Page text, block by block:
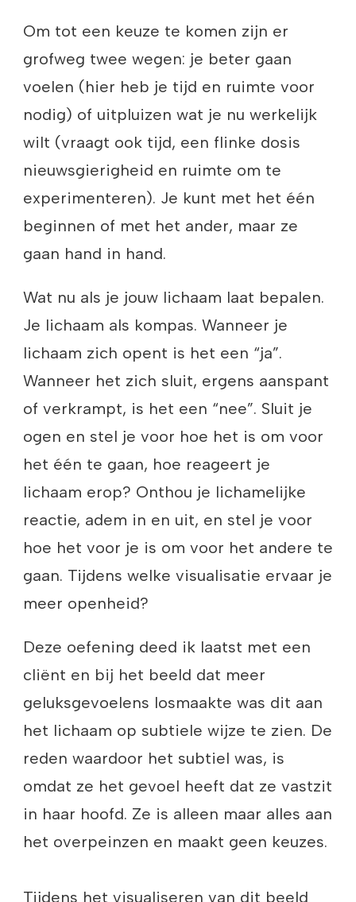
Om tot een keuze te komen zijn er
grofweg twee wegen: je beter gaan
voelen (hier heb je tijd en ruimte voor
nodig) of uitpluizen wat je nu werkelijk
wilt (vraagt ook tijd, een flinke dosis
nieuwsgierigheid en ruimte om te
experimenteren). Je kunt met het één
beginnen of met het ander, maar ze
gaan hand in hand.
Wat nu als je jouw lichaam laat bepalen.
Je lichaam als kompas. Wanneer je
lichaam zich opent is het een “ja”.
Wanneer het zich sluit, ergens aanspant
of verkrampt, is het een “nee”. Sluit je
ogen en stel je voor hoe het is om voor
het één te gaan, hoe reageert je
lichaam erop? Onthou je lichamelijke
reactie, adem in en uit, en stel je voor
hoe het voor je is om voor het andere te
gaan. Tijdens welke visualisatie ervaar je
meer openheid?
Deze oefening deed ik laatst met een
cliënt en bij het beeld dat meer
geluksgevoelens losmaakte was dit aan
het lichaam op subtiele wijze te zien. De
reden waardoor het subtiel was, is
omdat ze het gevoel heeft dat ze vastzit
in haar hoofd. Ze is alleen maar alles aan
het overpeinzen en maakt geen keuzes.
Tijdens het visualiseren van dit beeld